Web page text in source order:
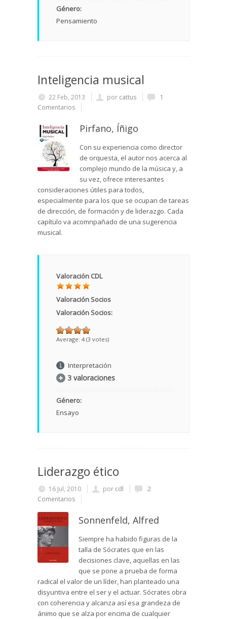
Género:
Pensamiento
Inteligencia musical
22 Feb, 2013 por cattus
1
Comentarios
Pirfano, Íñigo
Con su experiencia como director
de orquesta, el autor nos acerca al
complejo mundo de la música y, a
su vez, ofrece interesantes
consideraciones útiles para todos,
especialmente para los que se ocupan de tareas
de dirección, de formación y de liderazgo. Cada
capítulo va acomnpañado de una sugerencia
musical.
Valoración CDL
Valoración Socios
Valoración Socios:
Average: 4 (3 votes)
Interpretación
3 valoraciones
Género:
Ensayo
Liderazgo ético
16 Jul, 2010 por cdl
2
Comentarios
Sonnenfeld, Alfred
Siempre ha habido figuras de la
talla de Sócrates que en las
decisiones clave, aquellas en las
que se pone a prueba de forma
radical el valor de un líder, han planteado una
disyuntiva entre el ser y el actuar. Sócrates obra
con coherencia y alcanza así esa grandeza de
ánimo que se alza por encima de cualquier